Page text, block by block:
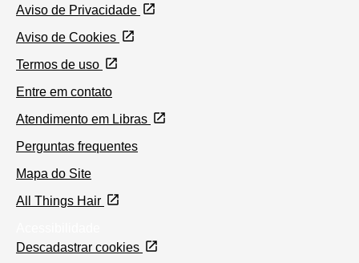
Peta
FacebookTwitter Instagram
Localizador de lojas
Aviso de Privacidade
Aviso de Cookies
Definições de Cookies
Termos de uso
Entre em contato
Atendimento em Libras
Perguntas frequentes